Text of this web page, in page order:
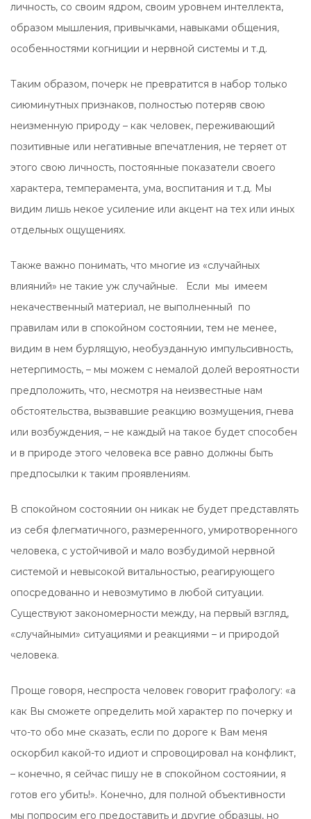
личность, со своим ядром, своим уровнем интеллекта,
образом мышления, привычками, навыками общения,
особенностями когниции и нервной системы и т.д.
Таким образом, почерк не превратится в набор только
сиюминутных признаков, полностью потеряв свою
неизменную природу – как человек, переживающий
позитивные или негативные впечатления, не теряет от
этого свою личность, постоянные показатели своего
характера, темперамента, ума, воспитания и т.д. Мы
видим лишь некое усиление или акцент на тех или иных
отдельных ощущениях.
Также важно понимать, что многие из «случайных
влияний» не такие уж случайные. Если мы имеем
некачественный материал, не выполненный по
правилам или в спокойном состоянии, тем не менее,
видим в нем бурлящую, необузданную импульсивность,
нетерпимость, – мы можем с немалой долей вероятности
предположить, что, несмотря на неизвестные нам
обстоятельства, вызвавшие реакцию возмущения, гнева
или возбуждения, – не каждый на такое будет способен
и в природе этого человека все равно должны быть
предпосылки к таким проявлениям.
В спокойном состоянии он никак не будет представлять
из себя флегматичного, размеренного, умиротворенного
человека, с устойчивой и мало возбудимой нервной
системой и невысокой витальностью, реагирующего
опосредованно и невозмутимо в любой ситуации.
Существуют закономерности между, на первый взгляд,
«случайными» ситуациями и реакциями – и природой
человека.
Проще говоря, неспроста человек говорит графологу: «а
как Вы сможете определить мой характер по почерку и
что-то обо мне сказать, если по дороге к Вам меня
оскорбил какой-то идиот и спровоцировал на конфликт,
– конечно, я сейчас пишу не в спокойном состоянии, я
готов его убить!». Конечно, для полной объективности
мы попросим его предоставить и другие образцы, но